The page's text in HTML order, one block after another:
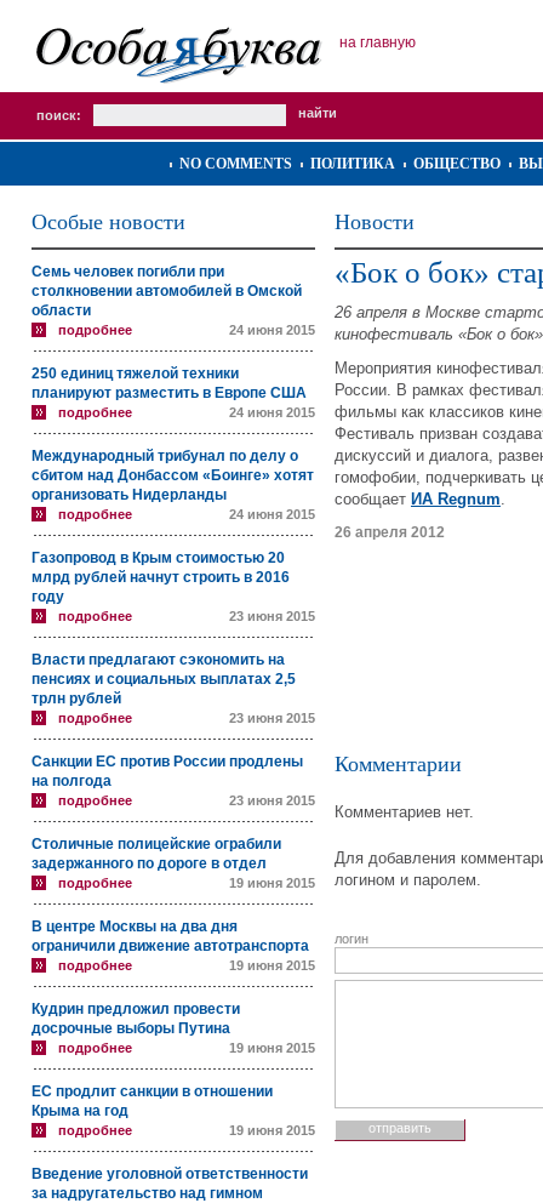
на главную
поиск:
NO COMMENTS ПОЛИТИКА ОБЩЕСТВО
Особые новости
Семь человек погибли при
столкновении автомобилей в Омской
области
подробнее 24 июня 2015
250 единиц тяжелой техники
планируют разместить в Европе США
подробнее 24 июня 2015
Международный трибунал по делу о
сбитом над Донбассом «Боинге» хотят
организовать Нидерланды
подробнее 24 июня 2015
Газопровод в Крым стоимостью 20
млрд рублей начнут строить в 2016
году
подробнее 23 июня 2015
Власти предлагают сэкономить на
пенсиях и социальных выплатах 2,5
трлн рублей
подробнее 23 июня 2015
Санкции ЕС против России продлены
на полгода
подробнее 23 июня 2015
Столичные полицейские ограбили
задержанного по дороге в отдел
подробнее 19 июня 2015
В центре Москвы на два дня
ограничили движение автотранспорта
подробнее 19 июня 2015
Кудрин предложил провести
досрочные выборы Путина
подробнее 19 июня 2015
ЕС продлит санкции в отношении
Крыма на год
подробнее 19 июня 2015
Введение уголовной ответственности
за надругательство над гимном
Новости
«Бок о бок»
26 апреля в Москве
кинофестиваль «Бок о
Мероприятия
России. В рамках
фильмы как классиков
Фестиваль призван
дискуссий и диалога,
гомофобии, подчеркивать
сообщает ИА Regnum.
26 апреля 2012
Комментарии
Комментариев нет.
Для добавления
логином и паролем.
логин